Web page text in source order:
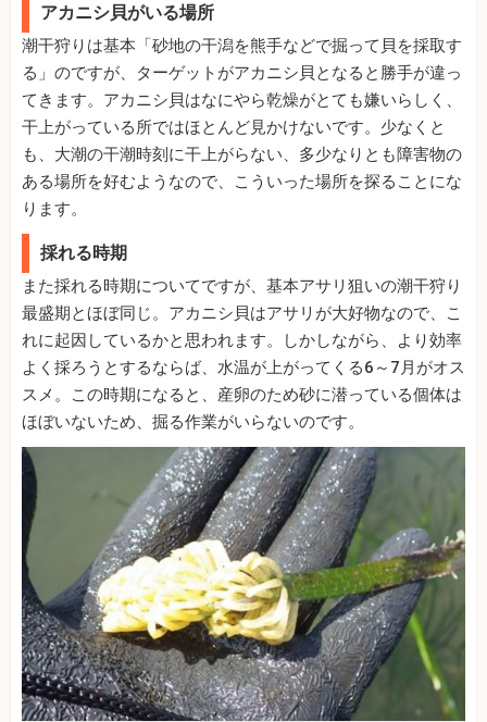
アカニシ貝がいる場所
潮干狩りは基本「砂地の干潟を熊手などで掘って貝を採取す
る」のですが、ターゲットがアカニシ貝となると勝手が違っ
てきます。アカニシ貝はなにやら乾燥がとても嫌いらしく、
干上がっている所ではほとんど見かけないです。少なくと
も、大潮の干潮時刻に干上がらない、多少なりとも障害物の
ある場所を好むようなので、こういった場所を探ることにな
ります。
採れる時期
また採れる時期についてですが、基本アサリ狙いの潮干狩り
最盛期とほぼ同じ。アカニシ貝はアサリが大好物なので、こ
れに起因しているかと思われます。しかしながら、より効率
よく採ろうとするならば、水温が上がってくる6～7月がオス
スメ。この時期になると、産卵のため砂に潜っている個体は
ほぼいないため、掘る作業がいらないのです。